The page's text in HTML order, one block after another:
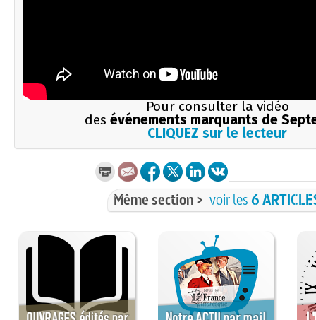
Pour consulter la vidéo
des événements marquants de
CLIQUEZ sur le lecteur
Même section > voir les6